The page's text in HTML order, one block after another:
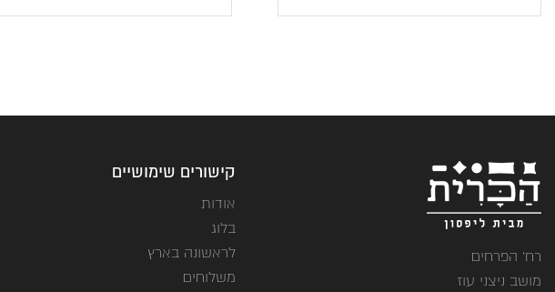
רח' הפרחים
מושב ניצני עוז
קישורים שימושיים
אודות
בלוג
לראשונה בארץ
משלוחים